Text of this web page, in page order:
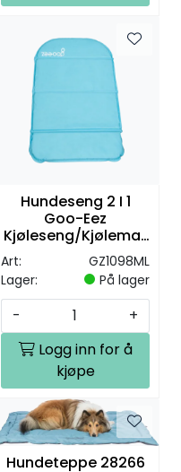
Hundeseng 2 I 1
Goo-Eez
Kjøleseng/Kjølemat
te M/L
Art:
GZ1098ML
Lager:
På lager
-
+
Logg inn for å
kjøpe
Hundeteppe 28266